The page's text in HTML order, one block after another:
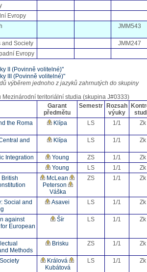
Evropy
JMM543
and Society JMM247
Evropy
II (Povinně volitelné)"
III (Povinně volitelné)"
výběrem jednoho z jazyků zahrnutých do skupiny
Mezinárodní teritoriální studia (skupina J#0333)
Garant
předmětu
Semestr
Rozsah
výuky
the Roma
Klípa LS 1/1 Zk
and
Klípa LS 1/1 Zk
Integration Young ZS 1/1 Zk
Young LS 1/1 Zk
McLean
Peterson
Váška
ZS 1/1 Zk
Social and
Asavei LS 1/1 Zk
against
European
Šír LS 1/1 Zk
Methods
Brisku ZS 1/1 Zk
Králová
Kubátová
LS 1/1 Zk